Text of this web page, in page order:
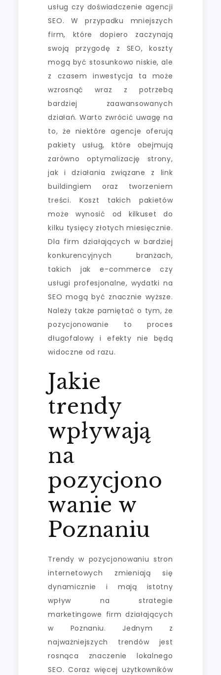
usług czy doświadczenie agencji
SEO. W przypadku mniejszych
firm, które dopiero zaczynają
swoją przygodę z SEO, koszty
mogą być stosunkowo niskie, ale
z czasem inwestycja ta może
wzrosnąć wraz z potrzebą
bardziej zaawansowanych
działań. Warto zwrócić uwagę na
to, że niektóre agencje oferują
pakiety usług, które obejmują
zarówno optymalizację strony,
jak i działania związane z link
buildingiem oraz tworzeniem
treści. Koszt takich pakietów
może wynosić od kilkuset do
kilku tysięcy złotych miesięcznie.
Dla firm działających w bardziej
konkurencyjnych branżach,
takich jak e-commerce czy
usługi profesjonalne, wydatki na
SEO mogą być znacznie wyższe.
Należy także pamiętać o tym, że
pozycjonowanie to proces
długofalowy i efekty nie będą
widoczne od razu.
Jakie
trendy
wpływają
na
pozycjono
wanie w
Poznaniu
Trendy w pozycjonowaniu stron
internetowych zmieniają się
dynamicznie i mają istotny
wpływ na strategie
marketingowe firm działających
w Poznaniu. Jednym z
najważniejszych trendów jest
rosnąca znaczenie lokalnego
SEO. Coraz więcej użytkowników